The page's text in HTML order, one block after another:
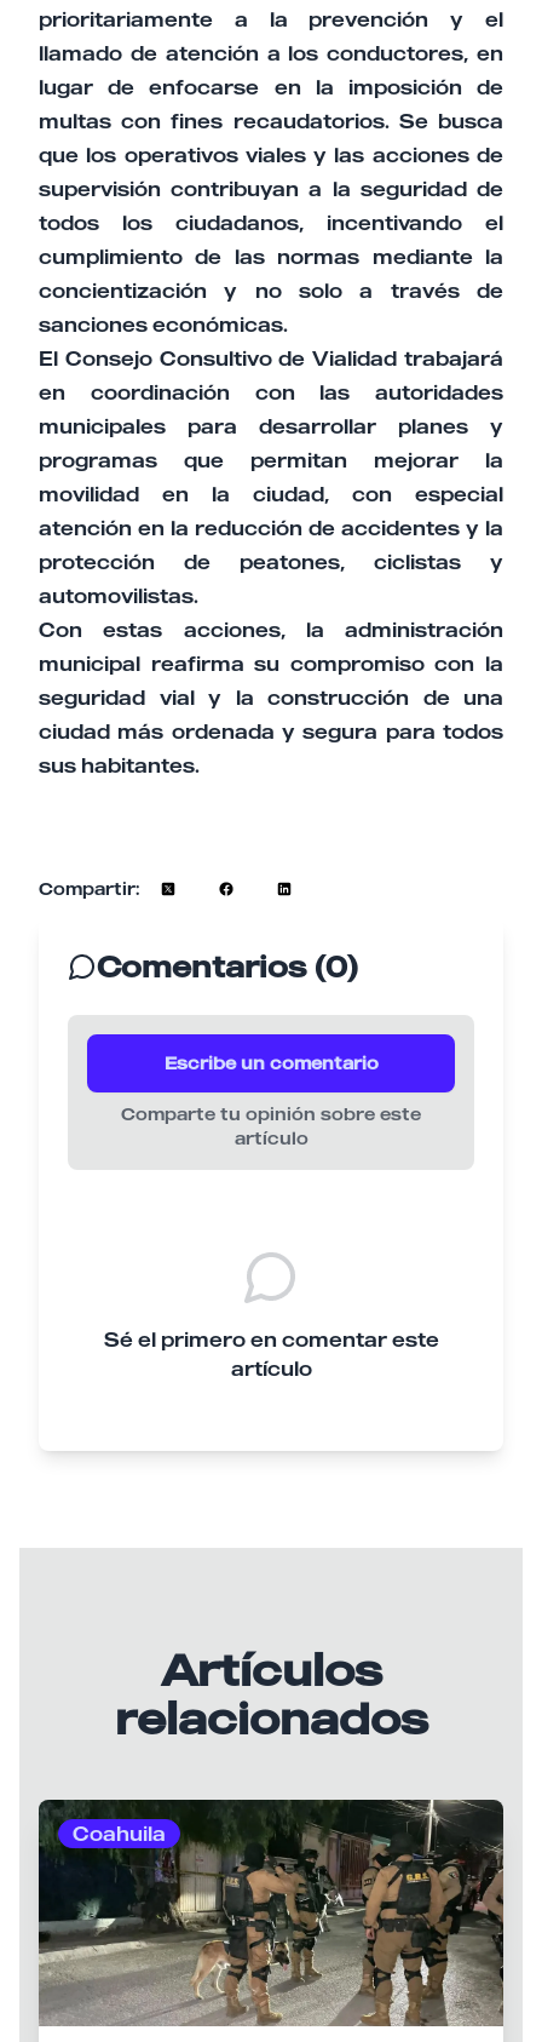
prioritariamente a la prevención y el
llamado de atención a los conductores, en
lugar de enfocarse en la imposición de
multas con fines recaudatorios. Se busca
que los operativos viales y las acciones de
supervisión contribuyan a la seguridad de
todos los ciudadanos, incentivando el
cumplimiento de las normas mediante la
concientización y no solo a través de
sanciones económicas.
El Consejo Consultivo de Vialidad trabajará
en coordinación con las autoridades
municipales para desarrollar planes y
programas que permitan mejorar la
movilidad en la ciudad, con especial
atención en la reducción de accidentes y la
protección de peatones, ciclistas y
automovilistas.
Con estas acciones, la administración
municipal reafirma su compromiso con la
seguridad vial y la construcción de una
ciudad más ordenada y segura para todos
sus habitantes.
Compartir:
Comentarios (0)
Escribe un comentario
Comparte tu opinión sobre este
artículo
Sé el primero en comentar este
artículo
Artículos
relacionados
Coahuila